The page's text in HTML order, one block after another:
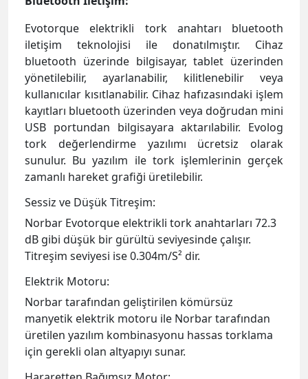
USB portundan bilgisayara aktarılabilir. Evolog
tork değerlendirme yazılımı ücretsiz olarak
sunulur. Bu yazılım ile tork işlemlerinin gerçek
zamanlı hareket grafiği üretilebilir.
Sessiz ve Düşük Titreşim:
Norbar Evotorque elektrikli tork anahtarları 72.3
dB gibi düşük bir gürültü seviyesinde çalışır.
Titreşim seviyesi ise 0.304m/S² dir.
Norbar tarafından geliştirilen kömürsüz
manyetik elektrik motoru ile Norbar tarafından
üretilen yazılım kombinasyonu hassas torklama
için gerekli olan altyapıyı sunar.
Hararetten Bağımsız Motor:
Norbar Evotorque elektronik tork anahtarında
ileri motor teknolojisi sayesinde yüksek çalışma
ısısı oluşmaz. Oluşan ısı da tork değerlerine
olumsuz etki yaratmaz. Hararetden dolayı
torklama işlemi kesintiye uğramaz.